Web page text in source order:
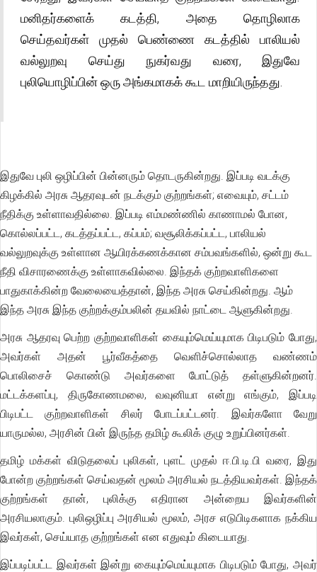
மனிதர்களைக் கடத்தி, அதை தொழிலாக
செய்தவர்கள் முதல் பெண்ணை கடத்தில் பாலியல்
வல்லுறவு செய்து நுகர்வது வரை, இதுவே
புலியொழிப்பின் ஒரு அங்கமாகக் கூட மாறியிருந்தது.
இதுவே புலி ஒழிப்பின் பின்னரும் தொடருகின்றது. இப்படி வடக்கு
கிழக்கில் அரசு ஆதரவுடன் நடக்கும் குற்றங்கள்; எவையும், சட்டம்
நீதிக்கு உள்ளாவதில்லை. இப்படி எம்மண்ணில் காணாமல் போன,
கொல்லப்பட்ட, கடத்தப்பட்ட, கப்பம்; வசூலிக்கப்பட்ட, பாலியல்
வல்லுறவுக்கு உள்ளான ஆயிரக்கணக்கான சம்பவங்களில், ஒன்று கூட
நீதி விசாரணைக்கு உள்ளாகவில்லை. இந்தக் குற்றவாளிகளை
பாதுகாக்கின்ற வேலையைத்தான், இந்த அரசு செய்கின்றது. ஆம்
இந்த அரசு இந்த குற்றக்கும்பலின் தயவில் நாட்டை ஆளுகின்றது.
அரசு ஆதரவு பெற்ற குற்றவாளிகள் கையும்மெய்யுமாக பிடிபடும் போது,
அவர்கள் அதன் பூர்வீகத்தை வெளிச்சொல்லாத வண்ணம்
பொலிசைச் கொண்டு அவர்களை போட்டுத் தள்ளுகின்றனர்.
மட்டக்களப்பு, திருகோணமலை, வவுனியா என்று எங்கும், இப்படி
பிடிபட்ட குற்றவாளிகள் சிலர் போடப்பட்டனர். இவர்களோ வேறு
யாருமல்ல, அரசின் பின் இருந்த தமிழ் கூலிக் குழு உறுப்பினர்கள்.
தமிழ் மக்கள் விடுதலைப் புலிகள், புளட் முதல் ஈ.பி.டி.பி வரை, இது
போன்ற குற்றங்கள் செய்வதன் மூலம் அரசியல் நடத்தியவர்கள். இந்தக்
குற்றங்கள் தான், புலிக்கு எதிரான அன்றைய இவர்களின்
அரசியலாகும். புலிஒழிப்பு அரசியல் மூலம், அரச எடுபிடிகளாக நக்கிய
இவர்கள், செய்யாத குற்றங்கள் என எதுவும் கிடையாது.
இப்படிப்பட்ட இவர்கள் இன்று கையும்மெய்யுமாக பிடிபடும் போது, அவர்